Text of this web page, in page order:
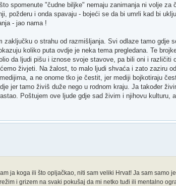
spomenute "čudne biljke" nemaju zanimanja ni volje za
požderu i onda spavaju - bojeći se da bi umrli kad bi
- jao nama !
zaključku o strahu od razmišljanja. Svi odlaze tamo gdje
koliko puta ovdje je neka tema pregledana. Te
da ljudi pišu i iznose svoje stavove, pa bili oni i različiti
živjeti. Na žalost, to malo ljudi shvaća i zato zaziru
a ne onome tko je čestit, jer mediji bojkotiraju
jer tamo živiš duže nego u rodnom kraju. Ja također
Poštujem ove ljude gdje sad živim i njihovu kulturu,
ja koga ili što opljačkao, niti sam veliki Hrvat! Ja sam samo
i grizem na svaki pokušaj da mi netko tuđi ili mentalno